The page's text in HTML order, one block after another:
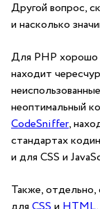
Другой вопрос,
и насколько
Для PHP
находит
неоптимальный
CodeSniffer,
стандартах
и для CSS и
Также,